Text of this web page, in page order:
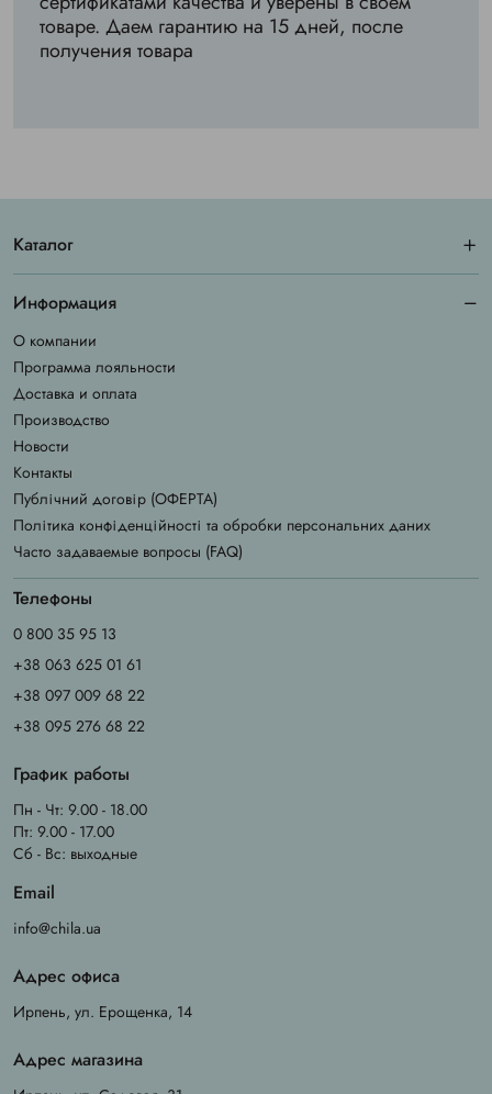
товаре. Даем гарантию на 15 дней, после
получения товара
Каталог
Информация
О компании
Программа лояльности
Доставка и оплата
Производство
Новости
Контакты
Публічний договір (ОФЕРТА)
Політика конфіденційності та обробки персональних даних
Часто задаваемые вопросы (FAQ)
Телефоны
0 800 35 95 13
+38 063 625 01 61
+38 097 009 68 22
+38 095 276 68 22
График работы
Пн - Чт: 9.00 - 18.00
Пт: 9.00 - 17.00
Сб - Вс: выходные
Email
info@chila.ua
Адрес офиса
Ирпень, ул. Ерощенка, 14
Адрес магазина